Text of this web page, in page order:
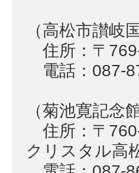
（高松市讃岐
住所：〒
電話：087-
（菊池寛記念館
住所：〒
クリスタル高